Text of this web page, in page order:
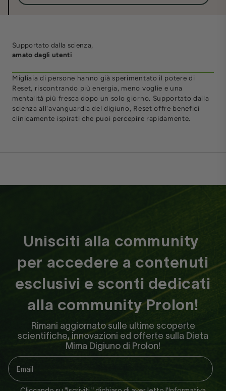
Supportato dalla scienza,
amato dagli utenti
Migliaia di persone hanno già sperimentato il potere di
Reset, riscontrando più energia, meno voglie e una
mentalità più fresca dopo un solo giorno. Supportato dalla
scienza all'avanguardia del digiuno, Reset offre benefici
clinicamente ispirati che puoi percepire rapidamente.
Unisciti alla community
per accedere a contenuti
esclusivi e sconti dedicati
alla community Prolon!
Rimani aggiornato sulle ultime scoperte
scientifiche, innovazioni ed offerte sulla Dieta
Mima Digiuno di Prolon!